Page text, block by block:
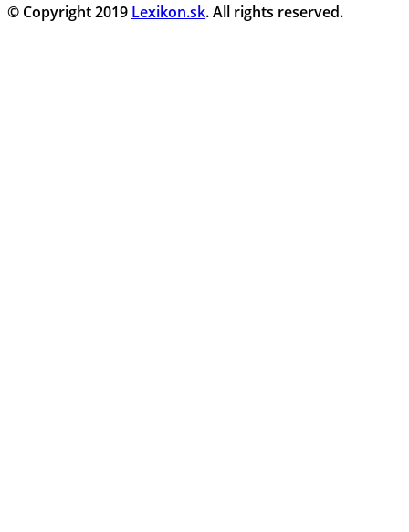
© Copyright 2019 Lexikon.sk. All rights reserved.